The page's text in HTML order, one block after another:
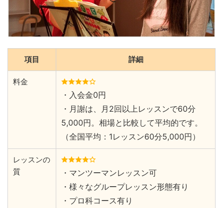
項目 詳細
料金
・入会金0円
・月謝は、月2回以上レッスンで60分
5,000円。相場と比較して平均的です。
（全国平均：1レッスン60分5,000円）
レッスンの
質
・マンツーマンレッスン可
・様々なグループレッスン形態有り
・プロ科コース有り